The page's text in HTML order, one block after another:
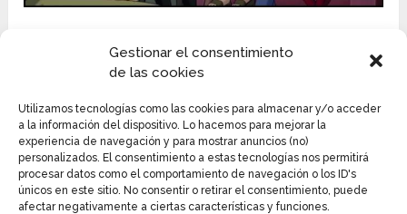
Gestionar el consentimiento
de las cookies
Utilizamos tecnologías como las cookies para almacenar y/o acceder
a la información del dispositivo. Lo hacemos para mejorar la
experiencia de navegación y para mostrar anuncios (no)
personalizados. El consentimiento a estas tecnologías nos permitirá
procesar datos como el comportamiento de navegación o los ID's
únicos en este sitio. No consentir o retirar el consentimiento, puede
afectar negativamente a ciertas características y funciones.
va desarrollando, el villano principal de los X Men
sigue manipulando los eventos a su favor haciendo
retirar a sus aliados y permitiendo el descontrol del
poderío suelto del robot Centinela en la ciudad
contra los mutantes, situación que obliga a los X-
Men y La Hermandad a tener que usar sus
superpoderes frente a todos los civiles.